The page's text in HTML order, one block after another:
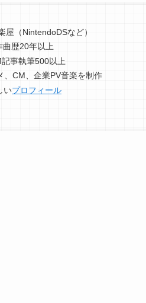
屋（NintendoDSなど）
曲歴20年以上
記事執筆500以上
、CM、企業PV音楽を制作
いプロフィール